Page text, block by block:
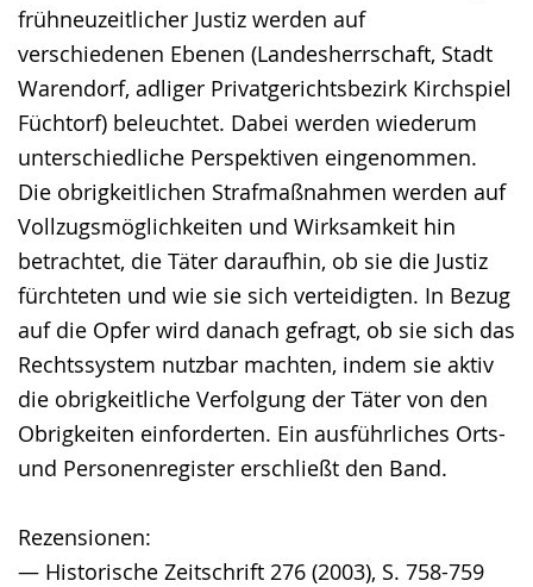
frühneuzeitlicher Justiz werden auf
verschiedenen Ebenen (Landesherrschaft, Stadt
Warendorf, adliger Privatgerichtsbezirk Kirchspiel
Füchtorf) beleuchtet. Dabei werden wiederum
unterschiedliche Perspektiven eingenommen.
Die obrigkeitlichen Strafmaßnahmen werden auf
Vollzugsmöglichkeiten und Wirksamkeit hin
betrachtet, die Täter daraufhin, ob sie die Justiz
fürchteten und wie sie sich verteidigten. In Bezug
auf die Opfer wird danach gefragt, ob sie sich das
Rechtssystem nutzbar machten, indem sie aktiv
die obrigkeitliche Verfolgung der Täter von den
Obrigkeiten einforderten. Ein ausführliches Orts-
und Personenregister erschließt den Band.
Rezensionen:
— Historische Zeitschrift 276 (2003), S. 758-759